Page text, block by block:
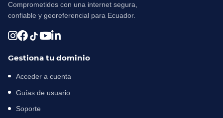
Comprometidos con una internet segura,
confiable y georeferencial para Ecuador.
Gestiona tu dominio
Acceder a cuenta
Guías de usuario
Soporte